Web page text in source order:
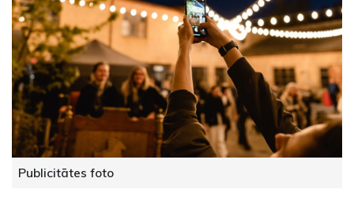
Publicitātes foto